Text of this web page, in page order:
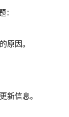
：
原因。
新信息。